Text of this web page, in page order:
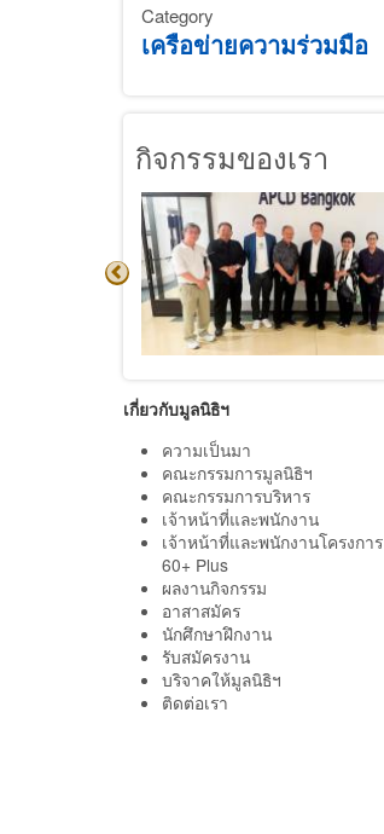
Category
เครือข่ายความร่วมมือ
กิจกรรมของเรา
เกี่ยวกับมูลนิธิฯ
ความเป็นมา
คณะกรรมการมูลนิธิฯ
คณะกรรมการบริหาร
เจ้าหน้าที่และพนักงาน
เจ้าหน้าที่และพนักงานโครงการ
60+ Plus
ผลงานกิจกรรม
อาสาสมัคร
นักศึกษาฝึกงาน
รับสมัครงาน
บริจาคให้มูลนิธิฯ
ติดต่อเรา